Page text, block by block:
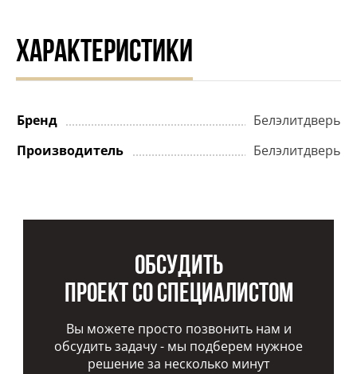
ХАРАКТЕРИСТИКИ
Бренд
Белэлитдверь
Производитель
Белэлитдверь
Обсудить
проект со специалистом
Вы можете просто позвонить нам и
обсудить задачу - мы подберем нужное
решение за несколько минут